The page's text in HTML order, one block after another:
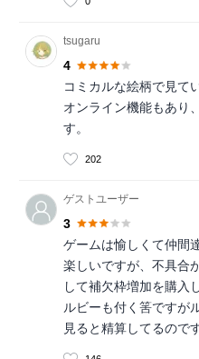
tsugaru
4
コミカルな絵柄で見て
オンライン機能もあり
す。
202
ゲストユーザー
3
ゲームは愉しくて仲間
楽しいですが、不具合
して補欠枠増加を購入
ルビーも付く筈ですが
見ると精算してるので